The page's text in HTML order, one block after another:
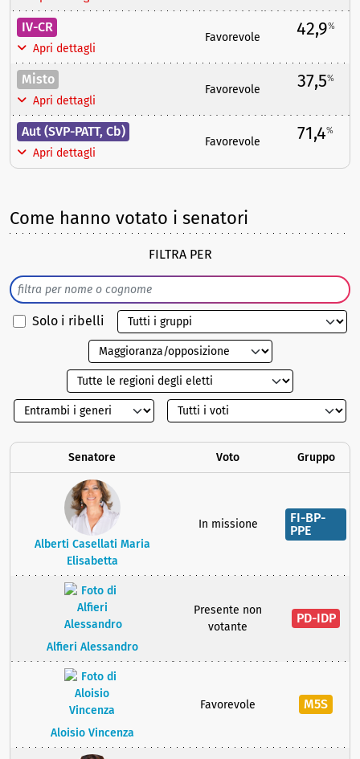
IV-CR
Apri dettagli
Favorevole 42,9%
Misto
Apri dettagli
Favorevole 37,5%
Aut (SVP-PATT, Cb)
Apri dettagli
Favorevole 71,4%
Come hanno votato i senatori
FILTRA PER
Solo i ribelli
Senatore Voto Gruppo
Alberti Casellati Maria
Elisabetta
In missione
FI-BP-
PPE
Alfieri Alessandro
Presente non
votante
PD-IDP
Aloisio Vincenza
Favorevole M5S